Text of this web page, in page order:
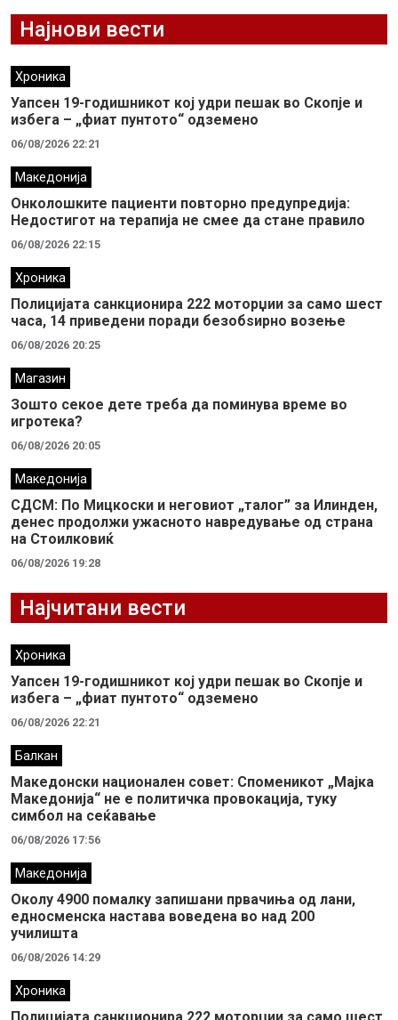
Најнови вести
Хроника
Уапсен 19-годишникот кој удри пешак во Скопје и
избега – „фиат пунтото“ одземено
06/08/2026 22:21
Македонија
Онколошките пациенти повторно предупредија:
Недостигот на терапија не смее да стане правило
06/08/2026 22:15
Хроника
Полицијата санкционира 222 моторџии за само шест
часа, 14 приведени поради безобѕирно возење
06/08/2026 20:25
Магазин
Зошто секое дете треба да поминува време во
игротека?
06/08/2026 20:05
Македонија
СДСМ: По Мицкоски и неговиот „талог” за Илинден,
денес продолжи ужасното навредување од страна
на Стоилковиќ
06/08/2026 19:28
Најчитани вести
Хроника
Уапсен 19-годишникот кој удри пешак во Скопје и
избега – „фиат пунтото“ одземено
06/08/2026 22:21
Балкан
Македонски национален совет: Споменикот „Мајка
Македонија“ не е политичка провокација, туку
симбол на сеќавање
06/08/2026 17:56
Македонија
Околу 4900 помалку запишани првачиња од лани,
едносменска настава воведена во над 200
училишта
06/08/2026 14:29
Хроника